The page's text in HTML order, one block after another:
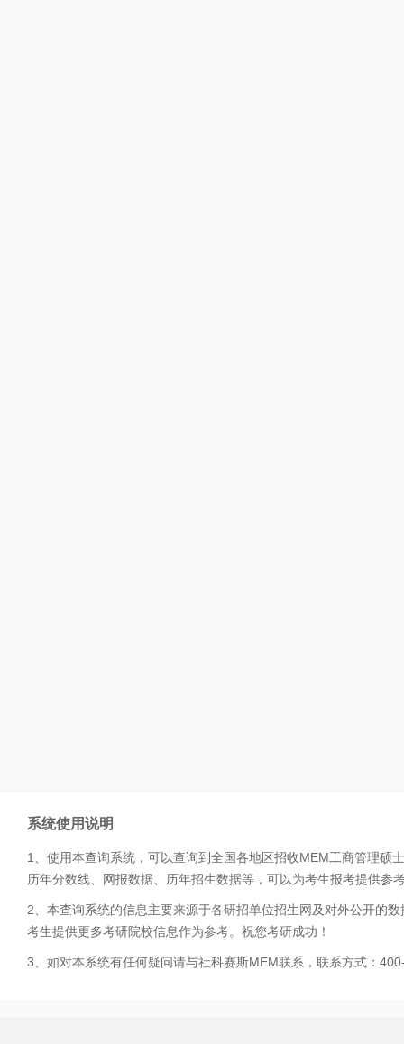
系统使用说明
1、使用本查询系统，可以查询到全国各地区招收MEM工商管理硕
历年分数线、网报数据、历年招生数据等，可以为考生报考提供参
2、本查询系统的信息主要来源于各研招单位招生网及对外公开的
考生提供更多考研院校信息作为参考。祝您考研成功！
3、如对本系统有任何疑问请与社科赛斯MEM联系，联系方式：